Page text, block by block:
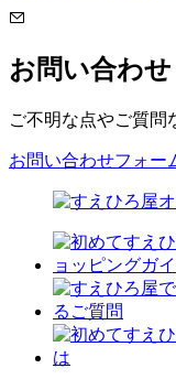
お問い合わせ
ご不明な点やご質問
お問い合わせフォー